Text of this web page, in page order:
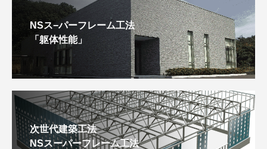
NSス−パーフレーム工法
「躯体性能」
次世代建築工法
NSスーパーフレーム工法